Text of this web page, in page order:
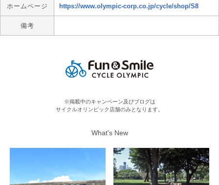
ホームページ https://www.olympic-corp.co.jp/cycle/shop/S8
備考
※掲載中のキャンペーン及びブログは
サイクルオリンピック店舗のみとなります。
What's New